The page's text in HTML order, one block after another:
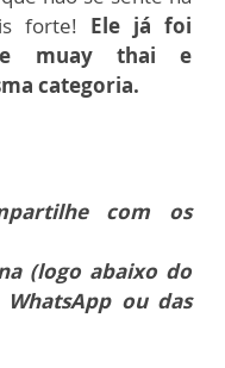
forte! Ele já foi
muay thai e
categoria.
com os
(logo abaixo do
ou das